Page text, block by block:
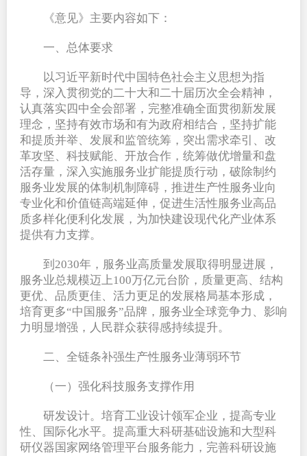
《意见》主要内容如下：
一、总体要求
以习近平新时代中国特色社会主义思想为指
导，深入贯彻党的二十大和二十届历次全会精神，
认真落实四中全会部署，完整准确全面贯彻新发展
理念，坚持有效市场和有为政府相结合，坚持扩能
和提质并举、发展和监管统筹，突出需求牵引、改
革攻坚、科技赋能、开放合作，统筹做优增量和盘
活存量，深入实施服务业扩能提质行动，破除制约
服务业发展的体制机制障碍，推进生产性服务业向
专业化和价值链高端延伸，促进生活性服务业高品
质多样化便利化发展，为加快建设现代化产业体系
提供有力支撑。
到2030年，服务业高质量发展取得明显进展，
服务业总规模迈上100万亿元台阶，质量更高、结构
更优、品质更佳、活力更足的发展格局基本形成，
培育更多“中国服务”品牌，服务业全球竞争力、影响
力明显增强，人民群众获得感持续提升。
二、全链条补强生产性服务业薄弱环节
（一）强化科技服务支撑作用
研发设计。培育工业设计领军企业，提高专业
性、国际化水平。提高重大科研基础设施和大型科
研仪器国家网络管理平台服务能力，完善科研设施